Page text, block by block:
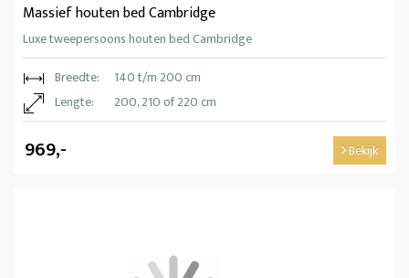
Massief houten bed Cambridge
Luxe tweepersoons houten bed Cambridge
Breedte:
140 t/m 200 cm
Lengte:
200, 210 of 220 cm
969,- Bekijk